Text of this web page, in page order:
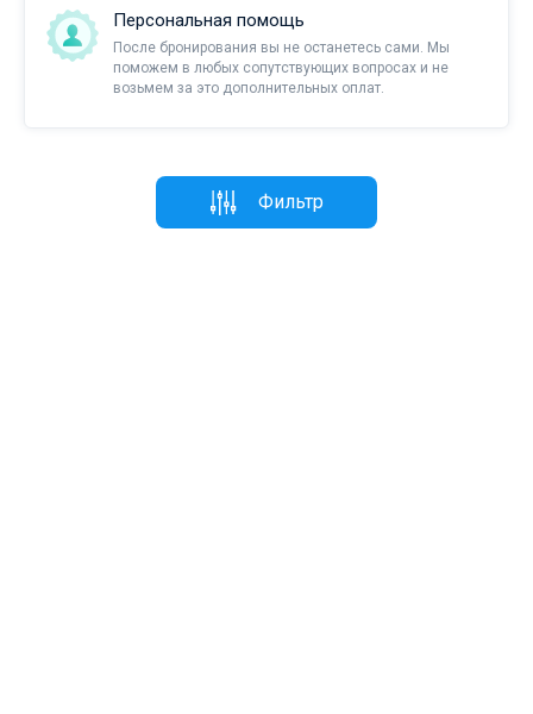
Персональная помощь
После бронирования вы не останетесь сами. Мы
поможем в любых сопутствующих вопросах и не
возьмем за это дополнительных оплат.
Фильтр